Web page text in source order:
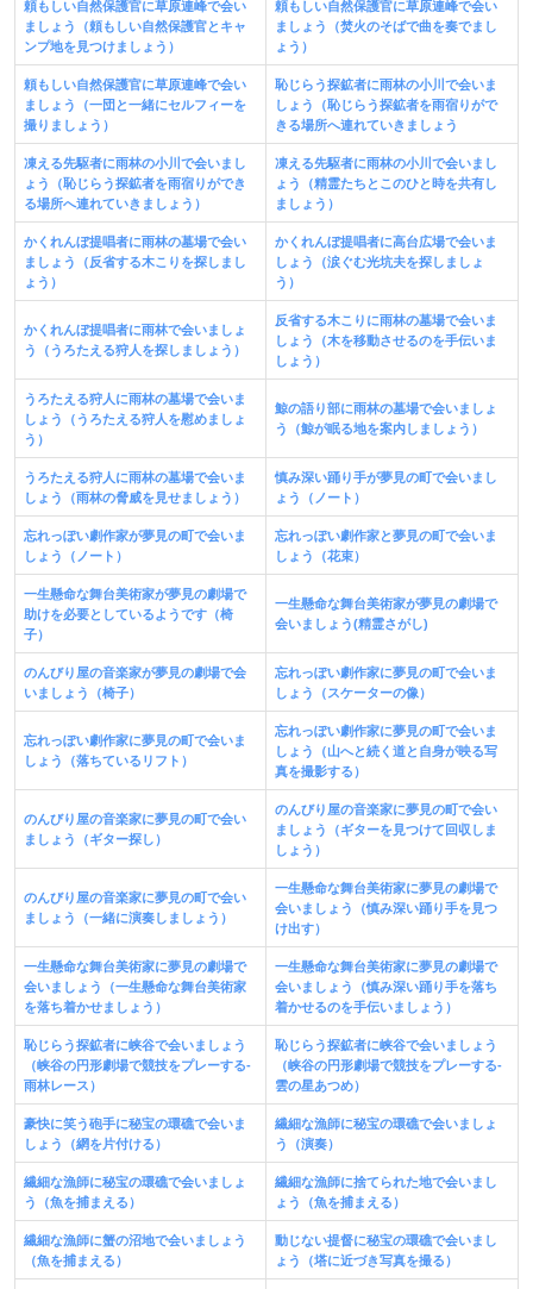
頼もしい自然保護官に草原連峰で会い
ましょう（頼もしい自然保護官とキャ
ンプ地を見つけましょう）
頼もしい自然保護官に草原連峰で会い
ましょう（焚火のそばで曲を奏でまし
ょう）
頼もしい自然保護官に草原連峰で会い
ましょう（一団と一緒にセルフィーを
撮りましょう）
恥じらう探鉱者に雨林の小川で会いま
しょう（恥じらう探鉱者を雨宿りがで
きる場所へ連れていきましょう
凍える先駆者に雨林の小川で会いまし
ょう（恥じらう探鉱者を雨宿りができ
る場所へ連れていきましょう）
凍える先駆者に雨林の小川で会いまし
ょう（精霊たちとこのひと時を共有し
ましょう）
かくれんぼ提唱者に雨林の墓場で会い
ましょう（反省する木こりを探しまし
ょう）
かくれんぼ提唱者に高台広場で会いま
しょう（涙ぐむ光坑夫を探しましょ
う）
かくれんぼ提唱者に雨林で会いましょ
う（うろたえる狩人を探しましょう）
反省する木こりに雨林の墓場で会いま
しょう（木を移動させるのを手伝いま
しょう）
うろたえる狩人に雨林の墓場で会いま
しょう（うろたえる狩人を慰めましょ
う）
鯨の語り部に雨林の墓場で会いましょ
う（鯨が眠る地を案内しましょう）
うろたえる狩人に雨林の墓場で会いま
しょう（雨林の脅威を見せましょう）
慎み深い踊り手が夢見の町で会いまし
ょう（ノート）
忘れっぽい劇作家が夢見の町で会いま
しょう（ノート）
忘れっぽい劇作家と夢見の町で会いま
しょう（花束）
一生懸命な舞台美術家が夢見の劇場で
助けを必要としているようです（椅
子）
一生懸命な舞台美術家が夢見の劇場で
会いましょう(精霊さがし)
のんびり屋の音楽家が夢見の劇場で会
いましょう（椅子）
忘れっぽい劇作家に夢見の町で会いま
しょう（スケーターの像）
忘れっぽい劇作家に夢見の町で会いま
しょう（落ちているリフト）
忘れっぽい劇作家に夢見の町で会いま
しょう（山へと続く道と自身が映る写
真を撮影する）
のんびり屋の音楽家に夢見の町で会い
ましょう（ギター探し）
のんびり屋の音楽家に夢見の町で会い
ましょう（ギターを見つけて回収しま
しょう）
のんびり屋の音楽家に夢見の町で会い
ましょう（一緒に演奏しましょう）
一生懸命な舞台美術家に夢見の劇場で
会いましょう（慎み深い踊り手を見つ
け出す）
一生懸命な舞台美術家に夢見の劇場で
会いましょう（一生懸命な舞台美術家
を落ち着かせましょう）
一生懸命な舞台美術家に夢見の劇場で
会いましょう（慎み深い踊り手を落ち
着かせるのを手伝いましょう）
恥じらう探鉱者に峡谷で会いましょう
（峡谷の円形劇場で競技をプレーする-
雨林レース）
恥じらう探鉱者に峡谷で会いましょう
（峡谷の円形劇場で競技をプレーする-
雲の星あつめ）
豪快に笑う砲手に秘宝の環礁で会いま
しょう（網を片付ける）
繊細な漁師に秘宝の環礁で会いましょ
う（演奏）
繊細な漁師に秘宝の環礁で会いましょ
う（魚を捕まえる）
繊細な漁師に捨てられた地で会いまし
ょう（魚を捕まえる）
繊細な漁師に蟹の沼地で会いましょう
（魚を捕まえる）
動じない提督に秘宝の環礁で会いまし
ょう（塔に近づき写真を撮る）